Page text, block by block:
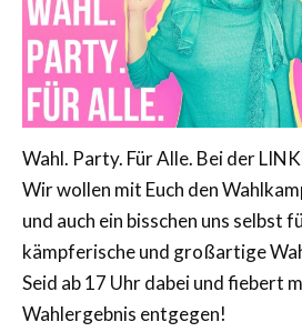
Wahl. Party. Für Alle. Bei der
Wir wollen mit Euch den
und auch ein bisschen uns selbst
kämpferische und großartige
Seid ab 17 Uhr dabei und fiebert
Wahlergebnis entgegen!